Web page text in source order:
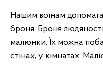
Нашим воїнам
броня. Броня
малюнки. Їх можна
стінах, у кімнатах.